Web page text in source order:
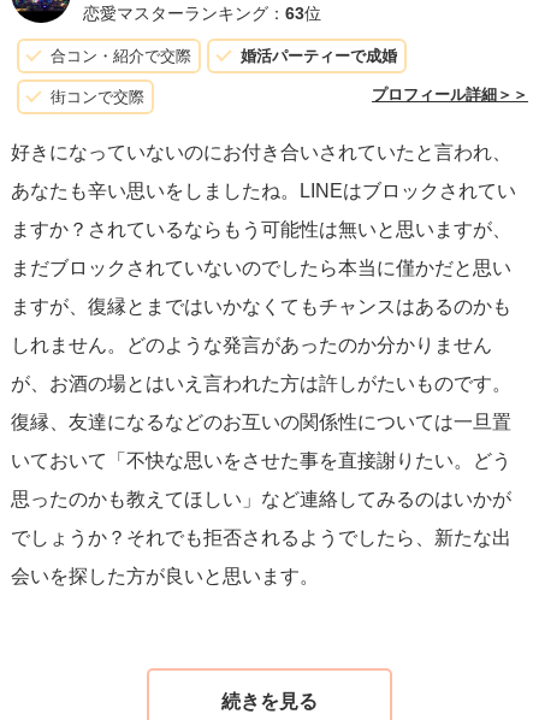
恋愛マスターランキング： 63位
合コン・紹介で交際 婚活パーティーで成婚
街コンで交際 プロフィール詳細＞＞
好きになっていないのにお付き合いされていたと言われ、
あなたも辛い思いをしましたね。LINEはブロックされてい
ますか？されているならもう可能性は無いと思いますが、
まだブロックされていないのでしたら本当に僅かだと思い
ますが、復縁とまではいかなくてもチャンスはあるのかも
しれません。どのような発言があったのか分かりません
が、お酒の場とはいえ言われた方は許しがたいものです。
復縁、友達になるなどのお互いの関係性については一旦置
いておいて「不快な思いをさせた事を直接謝りたい。どう
思ったのかも教えてほしい」など連絡してみるのはいかが
でしょうか？それでも拒否されるようでしたら、新たな出
会いを探した方が良いと思います。